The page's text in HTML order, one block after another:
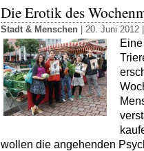
Die Erotik des
Stadt & Menschen | 20. Juni 2012
wollen die angehenden